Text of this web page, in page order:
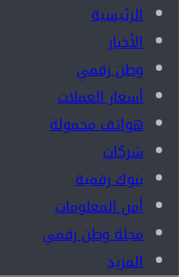
الرئيسية
الأخبار
وطن رقمي
أسعار العملات
هواتف محمولة
شركات
بنوك رقمية
أمن المعلومات
مجلة وطن رقمي
المزيد